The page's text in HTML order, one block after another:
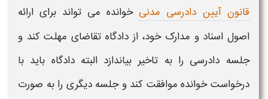
قانون آیین دادرسی مدنی خوانده می تواند برای ارائه
اصول اسناد و مدارک خود، از دادگاه تقاضای مهلت کند و
جلسه دادرسی را به تاخیر بیاندازد البته دادگاه باید با
درخواست خوانده موافقت کند و جلسه دیگری را به صورت